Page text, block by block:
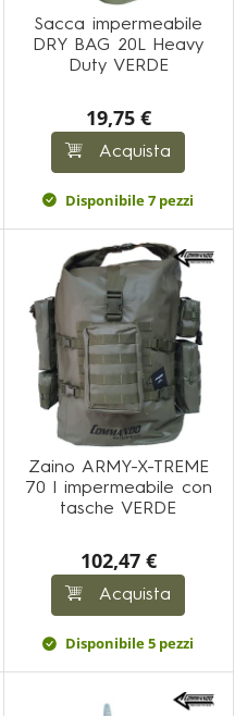
Sacca impermeabile
DRY BAG 20L Heavy
Duty VERDE
19,75 €
Acquista
Disponibile 7 pezzi
Zaino ARMY-X-TREME
70 l impermeabile con
tasche VERDE
102,47 €
Acquista
Disponibile 5 pezzi